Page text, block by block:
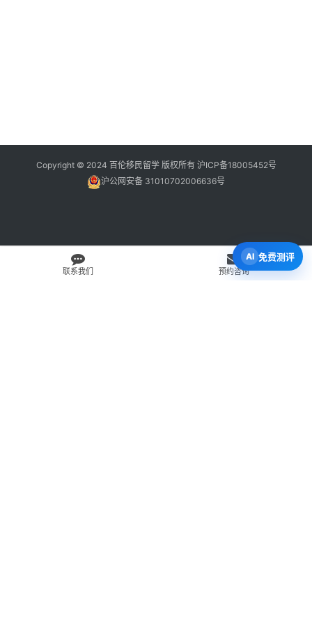
Copyright © 2024 百伦移民留学 版权所有 沪ICP备18005452号
沪公网安备 31010702006636号
联系我们 预约咨询
免费测评